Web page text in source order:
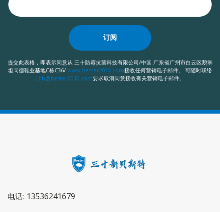
订阅
提交此表格，即表示同意从 三十防霉抗菌科技有限公司/中国 广东省广州市白云区鹅掌
坦同德鞋业基地C栋C36/ www.bester2010.com接收任何营销电子邮件。 可随时联络
Lqb@bester2010.com要求取消同意接收有关营销电子邮件。
电话: 13536241679